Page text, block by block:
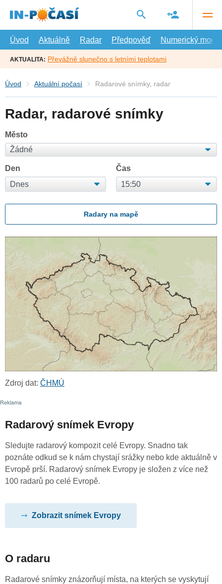
hlavní
Úvod
Aktuálně Radar Předpověď Numerický model
AKTUALITA: Převážně slunečno s letními teplotami
Úvod Aktuální počasí Radarové snímky, radar
Radar, radarové snímky
Město
Den Čas
Radary na mapě
Zdroj dat: ČHMÚ
Radarový snímek Evropy
Sledujte radarový kompozit celé Evropy. Snadno tak
poznáte odkud se k nám chystají srážky nebo kde aktuálně v
Evropě prší. Radarový snímek Evropy je složen z více než
100 radarů po celé Evropě.
Zobrazit snímek Evropy
O radaru
Radarové snímky znázorňují místa, na kterých se vyskytují